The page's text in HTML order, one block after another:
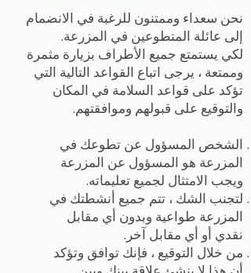
نحن سعداء وممتنون للرغبة في الانضمام
إلى عائلة المتطوعين في المزرعة.
لكي يستمتع جميع الأطراف بزيارة مثمرة
وممتعة ، يرجى اتباع القواعد التالية التي
تؤكد على قواعد السلامة في المكان
والتوقيع على قبولهم وموافقتهم.
الشخص المسؤول عن تطوعك في
المزرعة هو المسؤول عن المزرعة
ويجب الامتثال لجميع تعليماته.
لتجنب الشك ، تتم جميع أنشطتك في
المزرعة طواعية وبدون أي مقابل
نقدي أو أي مقابل آخر.
من خلال التوقيع ، فإنك توافق وتؤكد